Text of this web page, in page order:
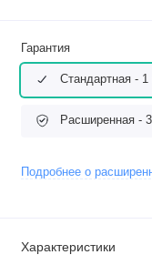
Гарантия
Стандартная - 1
Расширенная -
Подробнее о
Характеристики